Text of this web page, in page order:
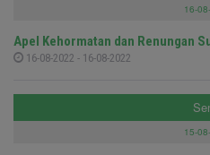
16-
Apel Kehormatan dan Renungan
16-08-2022 - 16-08-2022
15-